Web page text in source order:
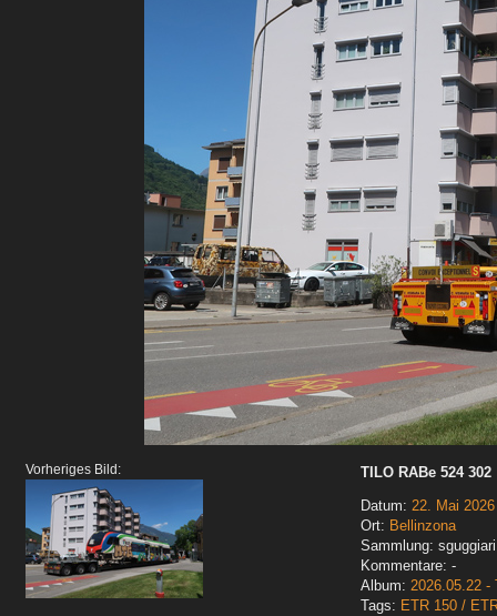
Vorheriges Bild:
TILO RABe 524 302
Datum: 22. Mai 2026
Ort: Bellinzona
Sammlung:
Kommentare: -
Album: 2026.05.22 -
Tags: ETR 150 /